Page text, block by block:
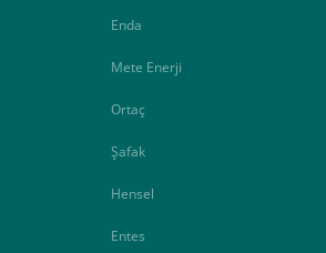
Enda
Mete Enerji
Ortaç
Şafak
Hensel
Entes